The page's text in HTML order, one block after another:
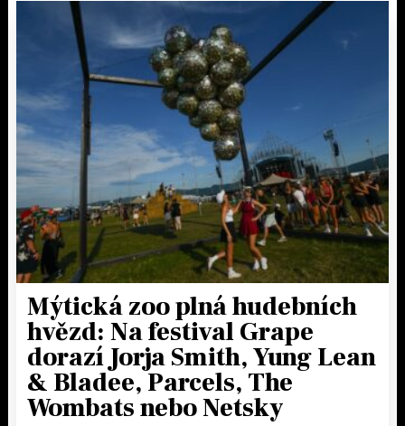
Mýtická zoo plná hudebních
hvězd: Na festival Grape
dorazí Jorja Smith, Yung Lean
& Bladee, Parcels, The
Wombats nebo Netsky